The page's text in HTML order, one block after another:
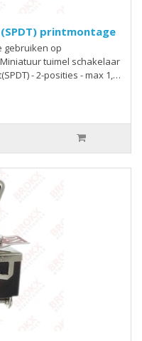
printmontage
gebruiken op
tuimel schakelaar
- 2-posities - max 1,5